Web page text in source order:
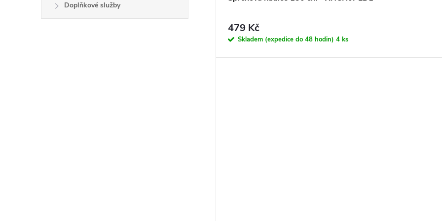
Doplňkové služby
479 Kč
Skladem (expedice do 48 hodin) 4 ks